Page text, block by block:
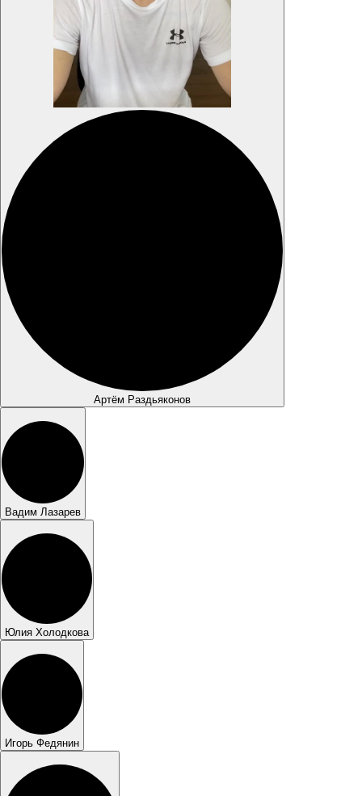
Артём Раздьяконов
Вадим Лазарев
Юлия Холодкова
Игорь Федянин